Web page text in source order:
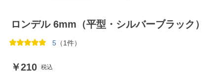
ロンデル 6mm（平型・シルバーブラック）
5 （1件）
210 税込